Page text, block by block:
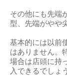
その他にも先端
型、先端がやや
基本的には以前
はありません。
場合は店頭に持
入できるでしょ